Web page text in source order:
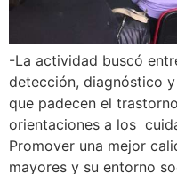
-La actividad buscó
detección, diagnóstico
que padecen el
orientaciones a los
Promover una mejor
mayores y su entorno